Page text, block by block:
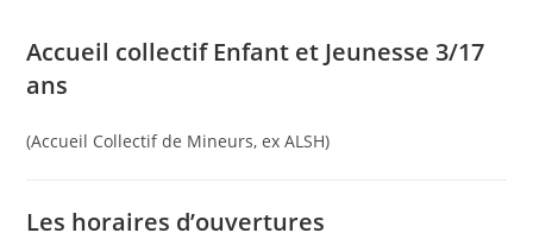
Accueil collectif Enfant et Jeunesse 3/17
ans
(Accueil Collectif de Mineurs, ex ALSH)
Les horaires d’ouvertures